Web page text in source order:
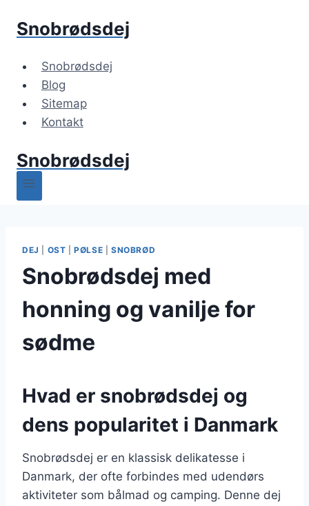
Snobrødsdej
Snobrødsdej
Blog
Sitemap
Kontakt
Snobrødsdej
DEJ OST |PØLSE SNOBRØD
Snobrødsdej med
honning og vanilje for
sødme
Hvad er snobrødsdej og
dens popularitet i Danmark
Snobrødsdej er en klassisk delikatesse i
Danmark, der ofte forbindes med udendørs
aktiviteter som bålmad og camping. Denne dej